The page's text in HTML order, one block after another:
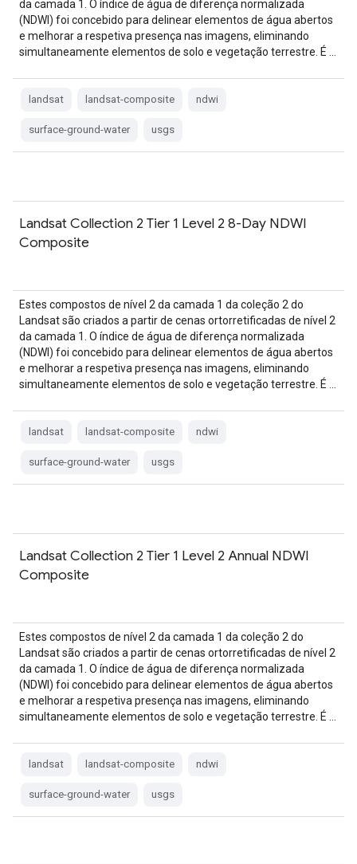
da camada 1. O índice de água de diferença normalizada
(NDWI) foi concebido para delinear elementos de água abertos
e melhorar a respetiva presença nas imagens, eliminando
simultaneamente elementos de solo e vegetação terrestre. É …
landsat landsat-composite ndwi
surface-ground-water usgs
Landsat Collection 2 Tier 1 Level 2 8-Day NDWI
Composite
Estes compostos de nível 2 da camada 1 da coleção 2 do
Landsat são criados a partir de cenas ortorretificadas de nível 2
da camada 1. O índice de água de diferença normalizada
(NDWI) foi concebido para delinear elementos de água abertos
e melhorar a respetiva presença nas imagens, eliminando
simultaneamente elementos de solo e vegetação terrestre. É …
landsat landsat-composite ndwi
surface-ground-water usgs
Landsat Collection 2 Tier 1 Level 2 Annual NDWI
Composite
Estes compostos de nível 2 da camada 1 da coleção 2 do
Landsat são criados a partir de cenas ortorretificadas de nível 2
da camada 1. O índice de água de diferença normalizada
(NDWI) foi concebido para delinear elementos de água abertos
e melhorar a respetiva presença nas imagens, eliminando
simultaneamente elementos de solo e vegetação terrestre. É …
landsat landsat-composite ndwi
surface-ground-water usgs